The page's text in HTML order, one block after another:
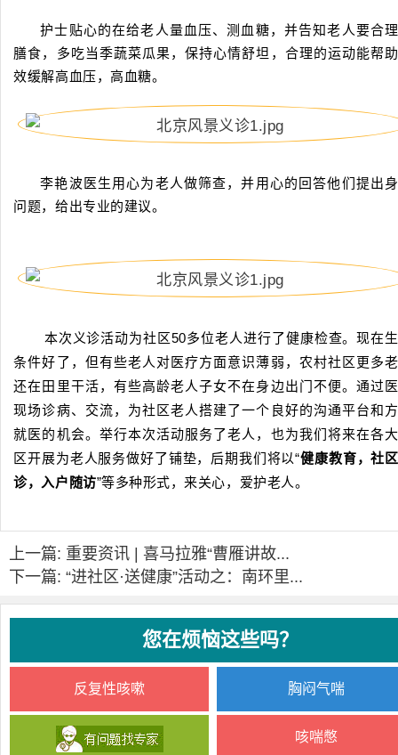
护士贴心的在给老人量血压、测血糖，并告知老人要合
膳食，多吃当季蔬菜瓜果，保持心情舒坦，合理的运动能帮
效缓解高血压，高血糖。
李艳波医生用心为老人做筛查，并用心的回答他们提出
问题，给出专业的建议。
本次义诊活动为社区50多位老人进行了健康检查。现在
条件好了，但有些老人对医疗方面意识薄弱，农村社区更多
还在田里干活，有些高龄老人子女不在身边出门不便。通过
现场诊病、交流，为社区老人搭建了一个良好的沟通平台和
就医的机会。举行本次活动服务了老人，也为我们将来在各
区开展为老人服务做好了铺垫，后期我们将以“健康教育，社
诊，入户随访”等多种形式，来关心，爱护老人。
上一篇: 重要资讯 | 喜马拉雅“曹雁讲故...
下一篇: “进社区·送健康”活动之：南环里...
您在烦恼这些吗？
反复性咳嗽 胸闷气喘
咳喘憋